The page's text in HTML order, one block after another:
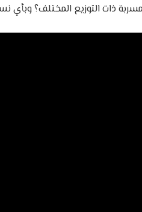
ذات التوزيع المختلف؟